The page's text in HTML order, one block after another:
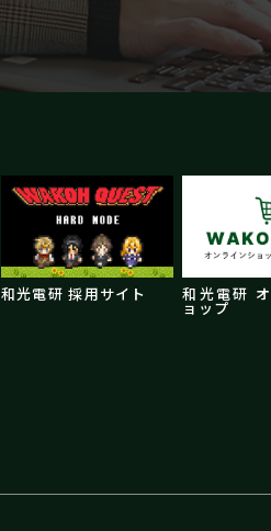
和光電研 採用サイト 和光電研
ョップ